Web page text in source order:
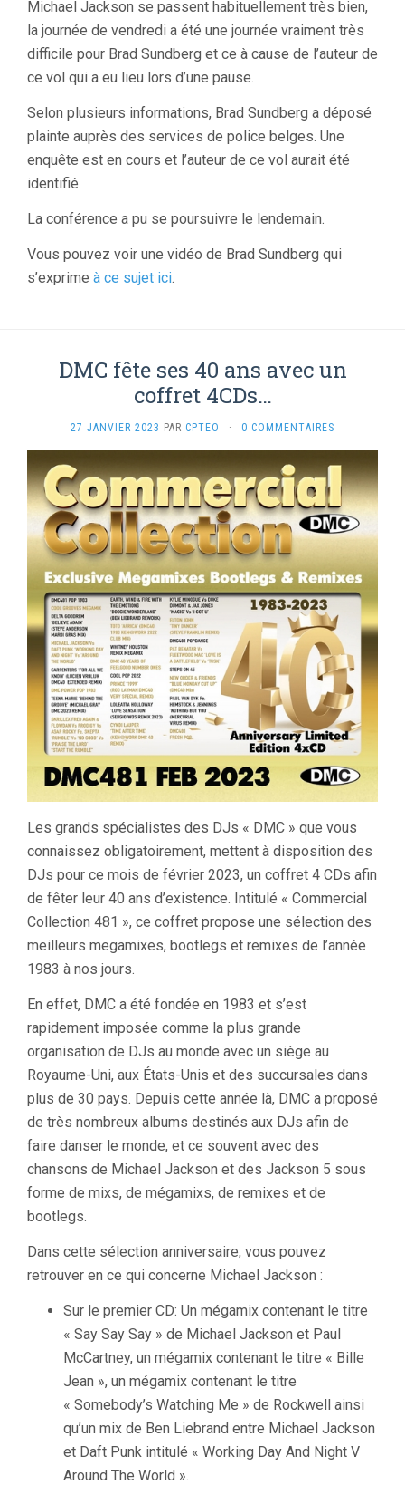
Michael Jackson se passent habituellement très bien,
la journée de vendredi a été une journée vraiment très
difficile pour Brad Sundberg et ce à cause de l’auteur de
ce vol qui a eu lieu lors d’une pause.
Selon plusieurs informations, Brad Sundberg a déposé
plainte auprès des services de police belges. Une
enquête est en cours et l’auteur de ce vol aurait été
identifié.
La conférence a pu se poursuivre le lendemain.
Vous pouvez voir une vidéo de Brad Sundberg qui
s’exprime à ce sujet ici.
DMC fête ses 40 ans avec un
coffret 4CDs…
27 JANVIER 2023 PAR CPTEO · 0 COMMENTAIRES
Les grands spécialistes des DJs « DMC » que vous
connaissez obligatoirement, mettent à disposition des
DJs pour ce mois de février 2023, un coffret 4 CDs afin
de fêter leur 40 ans d’existence. Intitulé « Commercial
Collection 481 », ce coffret propose une sélection des
meilleurs megamixes, bootlegs et remixes de l’année
1983 à nos jours.
En effet, DMC a été fondée en 1983 et s’est
rapidement imposée comme la plus grande
organisation de DJs au monde avec un siège au
Royaume-Uni, aux États-Unis et des succursales dans
plus de 30 pays. Depuis cette année là, DMC a proposé
de très nombreux albums destinés aux DJs afin de
faire danser le monde, et ce souvent avec des
chansons de Michael Jackson et des Jackson 5 sous
forme de mixs, de mégamixs, de remixes et de
bootlegs.
Dans cette sélection anniversaire, vous pouvez
retrouver en ce qui concerne Michael Jackson :
Sur le premier CD: Un mégamix contenant le titre
« Say Say Say » de Michael Jackson et Paul
McCartney, un mégamix contenant le titre « Bille
Jean », un mégamix contenant le titre
« Somebody’s Watching Me » de Rockwell ainsi
qu’un mix de Ben Liebrand entre Michael Jackson
et Daft Punk intitulé « Working Day And Night V
Around The World ».